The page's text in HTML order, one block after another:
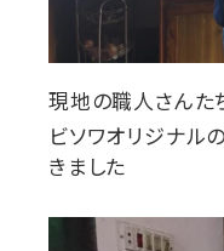
現地の職人さんた
ビソワオリジナル
きました